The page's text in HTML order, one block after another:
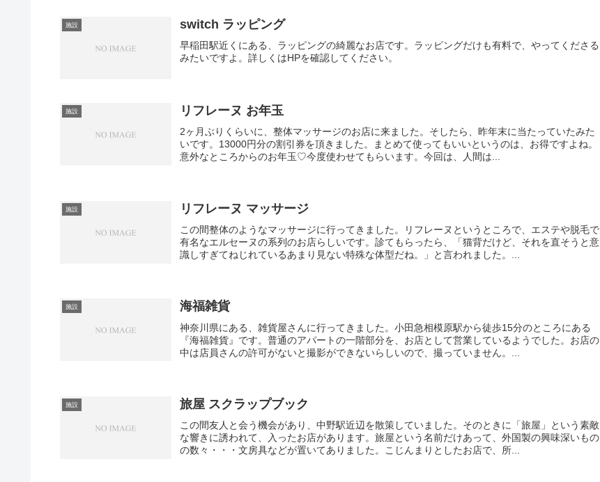
施設 switch ラッピング
早稲田駅近くにある、ラッピングの綺麗なお店です。ラッピングだけも有料で、やってくださる
みたいですよ。詳しくはHPを確認してください。
施設 リフレーヌ お年玉
2ヶ月ぶりくらいに、整体マッサージのお店に来ました。そしたら、昨年末に当たっていたみた
いです。13000円分の割引券を頂きました。まとめて使ってもいいというのは、お得ですよね。
意外なところからのお年玉♡今度使わせてもらいます。今回は、人間は...
施設 リフレーヌ マッサージ
この間整体のようなマッサージに行ってきました。リフレーヌというところで、エステや脱毛で
有名なエルセーヌの系列のお店らしいです。診てもらったら、「猫背だけど、それを直そうと意
識しすぎてねじれているあまり見ない特殊な体型だね。」と言われました。...
施設 海福雑貨
神奈川県にある、雑貨屋さんに行ってきました。小田急相模原駅から徒歩15分のところにある
『海福雑貨』です。普通のアパートの一階部分を、お店として営業しているようでした。お店の
中は店員さんの許可がないと撮影ができないらしいので、撮っていません。...
施設 旅屋 スクラップブック
この間友人と会う機会があり、中野駅近辺を散策していました。そのときに「旅屋」という素敵
な響きに誘われて、入ったお店があります。旅屋という名前だけあって、外国製の興味深いもの
の数々・・・文房具などが置いてありました。こじんまりとしたお店で、所...